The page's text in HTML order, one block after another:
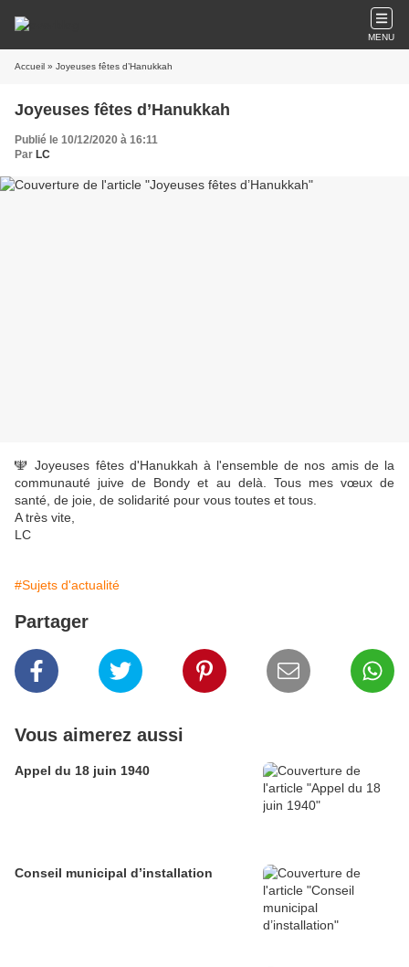
MENU
Accueil » Joyeuses fêtes d’Hanukkah
Joyeuses fêtes d’Hanukkah
Publié le 10/12/2020 à 16:11
Par LC
🕎 Joyeuses fêtes d'Hanukkah à l'ensemble de nos amis de la
communauté juive de Bondy et au delà. Tous mes vœux de
santé, de joie, de solidarité pour vous toutes et tous.
A très vite,
LC
#Sujets d'actualité
Partager
Vous aimerez aussi
Appel du 18 juin 1940
Conseil municipal d’installation